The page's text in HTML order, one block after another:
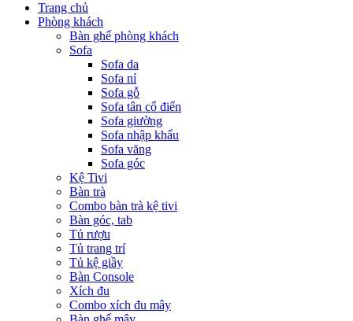
Trang chủ
Phòng khách
Bàn ghế phòng khách
Sofa
Sofa da
Sofa nỉ
Sofa gỗ
Sofa tân cổ điển
Sofa giường
Sofa nhập khẩu
Sofa văng
Sofa góc
Kệ Tivi
Bàn trà
Combo bàn trà kệ tivi
Bàn góc, tab
Tủ rượu
Tủ trang trí
Tủ kệ giầy
Bàn Console
Xích đu
Combo xích đu mây